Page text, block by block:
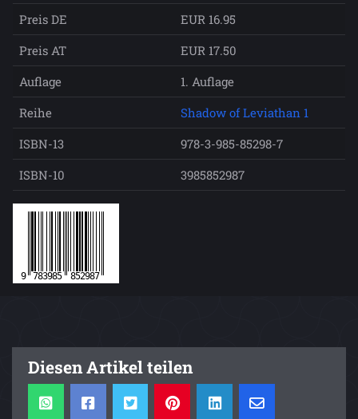
Preis DE
EUR 16.95
Preis AT
EUR 17.50
Auflage
1. Auflage
Reihe
Shadow of Leviathan 1
ISBN-13
978-3-985-85298-7
ISBN-10
3985852987
Diesen Artikel teilen